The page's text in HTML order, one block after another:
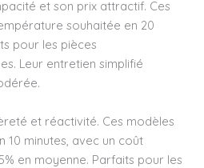
et son prix attractif. Ces
souhaitée en 20
pour les pièces
Leur entretien simplifié
et réactivité. Ces modèles
10 minutes, avec un coût
en moyenne. Parfaits pour les